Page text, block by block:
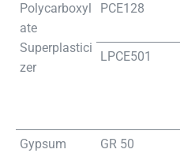
Polycarboxyl
ate
Superplastici
zer
PCE128
LPCE501
Gypsum
GR 50